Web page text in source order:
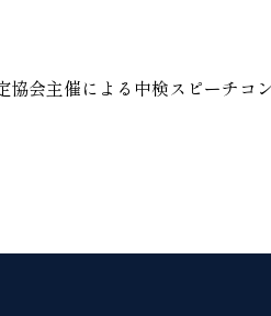
会主催による中検スピーチコ